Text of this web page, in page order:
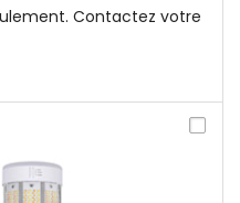
Contactez votre